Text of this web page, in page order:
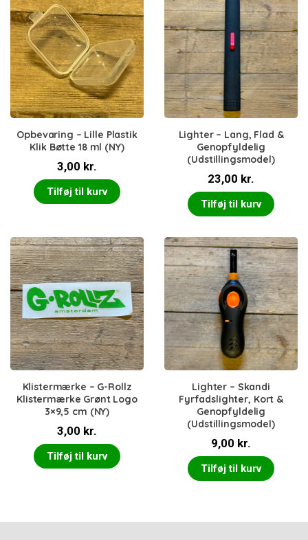
Opbevaring – Lille Plastik
Klik Bøtte 18 ml (NY)
3,00 kr.
Tilføj til kurv
Lighter – Lang, Flad &
Genopfyldelig
(Udstillingsmodel)
23,00 kr.
Tilføj til kurv
Klistermærke – G-Rollz
Klistermærke Grønt Logo
3×9,5 cm (NY)
3,00 kr.
Tilføj til kurv
Lighter – Skandi
Fyrfadslighter, Kort &
Genopfyldelig
(Udstillingsmodel)
9,00 kr.
Tilføj til kurv